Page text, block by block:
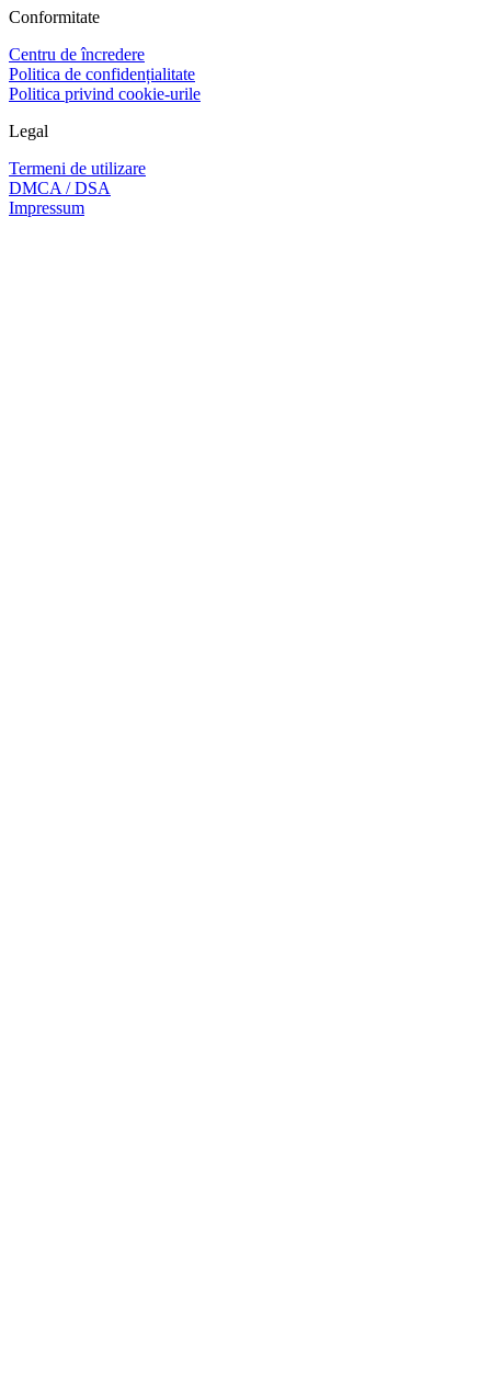
Conformitate
Centru de încredere
Politica de confidențialitate
Politica privind cookie-urile
Legal
Termeni de utilizare
DMCA / DSA
Impressum